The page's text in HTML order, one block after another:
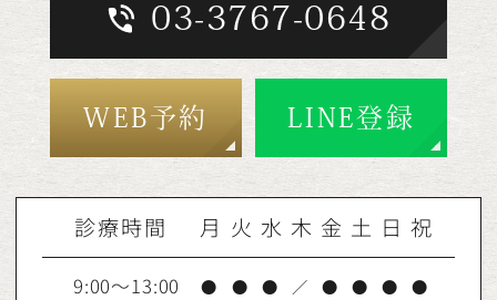
03-3767-0648
WEB予約 LINE登録
診療時間 月 火 水 木 金 土 日 祝
9:00～13:00 ● ● ● ／ ● ● ● ●